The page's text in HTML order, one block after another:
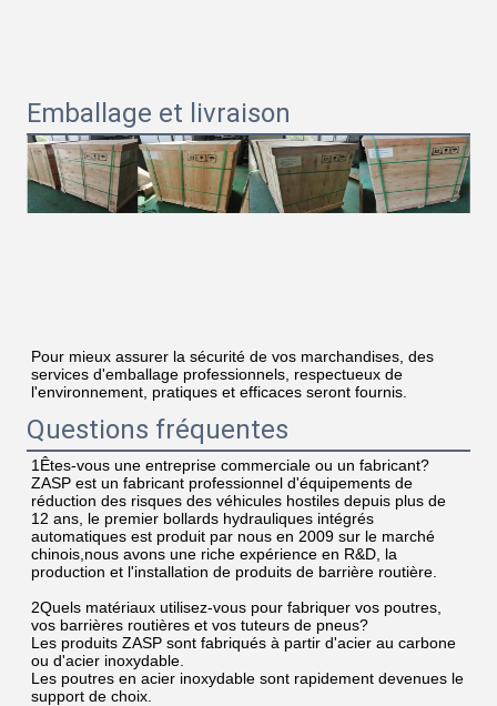
Emballage et livraison
Pour mieux assurer la sécurité de vos marchandises, des
services d'emballage professionnels, respectueux de
l'environnement, pratiques et efficaces seront fournis.
Questions fréquentes
1Êtes-vous une entreprise commerciale ou un fabricant?
ZASP est un fabricant professionnel d'équipements de
réduction des risques des véhicules hostiles depuis plus de
12 ans, le premier bollards hydrauliques intégrés
automatiques est produit par nous en 2009 sur le marché
chinois,nous avons une riche expérience en R&D, la
production et l'installation de produits de barrière routière.
2Quels matériaux utilisez-vous pour fabriquer vos poutres,
vos barrières routières et vos tuteurs de pneus?
Les produits ZASP sont fabriqués à partir d'acier au carbone
ou d'acier inoxydable.
Les poutres en acier inoxydable sont rapidement devenues le
support de choix.